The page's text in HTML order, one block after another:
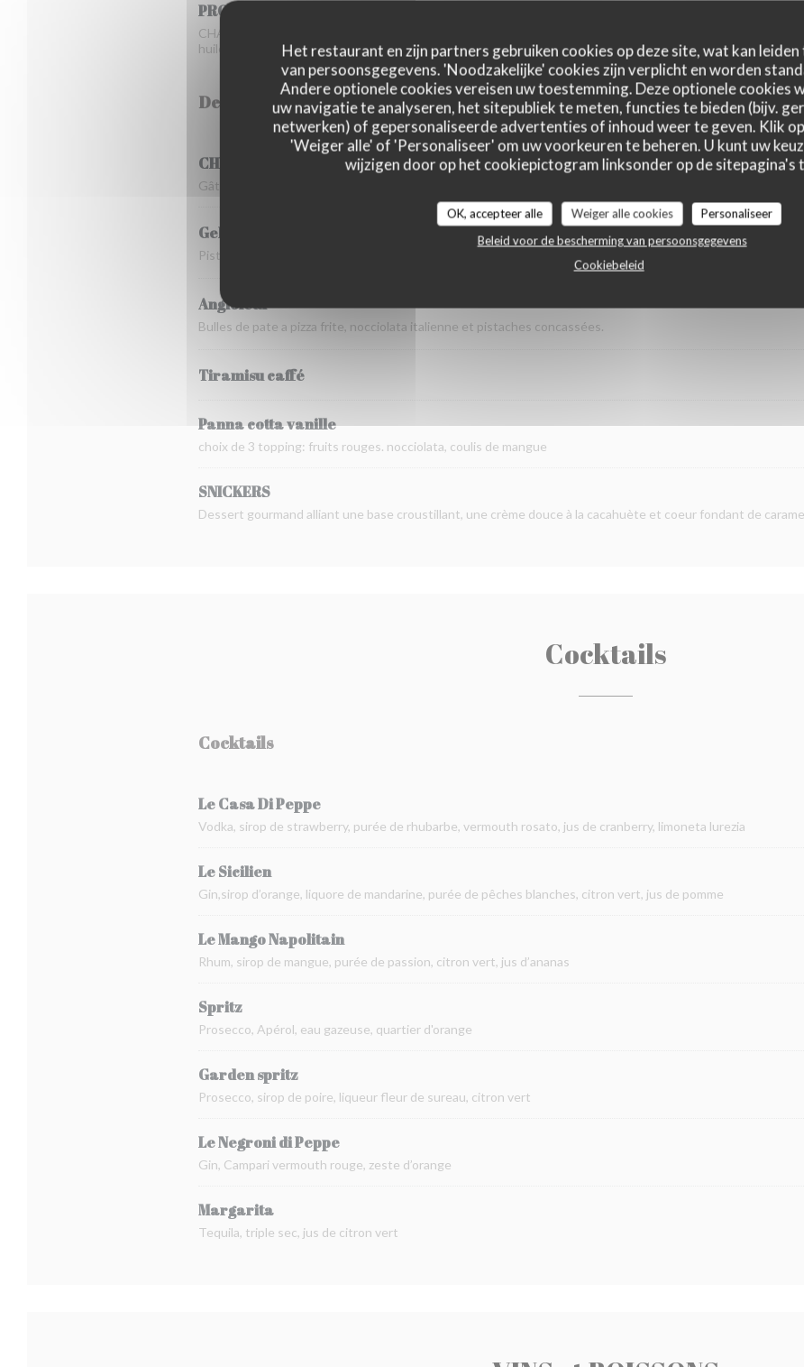
Het restaurant en zijn partners gebruiken cookies op deze site, wat kan
van persoonsgegevens. 'Noodzakelijke' cookies zijn verplicht en worden
Andere optionele cookies vereisen uw toestemming. Deze optionele cookies
uw navigatie te analyseren, het sitepubliek te meten, functies te bieden (bijv.
netwerken) of gepersonaliseerde advertenties of inhoud weer te geven. Klik
'Weiger alle' of 'Personaliseer' om uw voorkeuren te beheren. U kunt uw
wijzigen door op het cookiepictogram linksonder op de sitepagina's
OK, accepteer alle Weiger alle cookies
Personaliseer
Beleid voor de bescherming van persoonsgegevens
Cookiebeleid
PROVOLA E PEPPE
CHAMPION DU MONDE PIZZA DOC 2025 Sauce tomate San Marzano provola fumée, poivre concassé,
huile d'olive.
Dessert
CHEESECAKE
Gâteau au fromage aux fruits rouges
Gelato artigianale
Pistache,chocolat,vanille,fraise,citron,café supremo,vaniglia
Angioletti
Bulles de pate a pizza frite, nocciolata italienne et pistaches concassées.
Tiramisu caffé
Panna cotta vanille
choix de 3 topping: fruits rouges. nocciolata, coulis de mangue
SNICKERS
Dessert gourmand alliant une base croustillant, une crème douce à la cacahuète et coeur fondant de
Cocktails
Cocktails
Le Casa Di Peppe
Vodka, sirop de strawberry, purée de rhubarbe, vermouth rosato, jus de cranberry, limoneta lurezia
Le Sicilien
Gin,sirop d’orange, liquore de mandarine, purée de pêches blanches, citron vert, jus de pomme
Le Mango Napolitain
Rhum, sirop de mangue, purée de passion, citron vert, jus d’ananas
Spritz
Prosecco, Apérol, eau gazeuse, quartier d'orange
Garden spritz
Prosecco, sirop de poire, liqueur fleur de sureau, citron vert
Le Negroni di Peppe
Gin, Campari vermouth rouge, zeste d’orange
Margarita
Tequila, triple sec, jus de citron vert